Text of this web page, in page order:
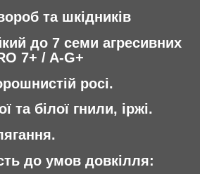
та шкідників
до 7 семи агресивних
7+ / A-G+
росі.
та білої гнили, іржі.
до умов довкілля: